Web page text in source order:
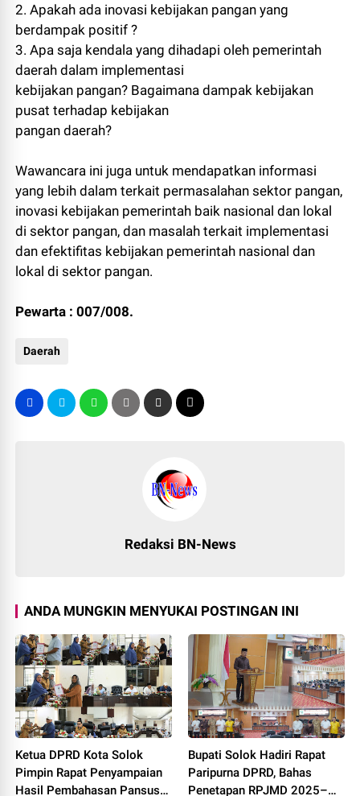
2. Apakah ada inovasi kebijakan pangan yang
berdampak positif ?
3. Apa saja kendala yang dihadapi oleh pemerintah
daerah dalam implementasi
kebijakan pangan? Bagaimana dampak kebijakan
pusat terhadap kebijakan
pangan daerah?
Wawancara ini juga untuk mendapatkan informasi
yang lebih dalam terkait permasalahan sektor pangan,
inovasi kebijakan pemerintah baik nasional dan lokal
di sektor pangan, dan masalah terkait implementasi
dan efektifitas kebijakan pemerintah nasional dan
lokal di sektor pangan.
Pewarta : 007/008.
Daerah
Redaksi BN-News
ANDA MUNGKIN MENYUKAI POSTINGAN INI
Ketua DPRD Kota Solok
Pimpin Rapat Penyampaian
Hasil Pembahasan Pansus
Bupati Solok Hadiri Rapat
Paripurna DPRD, Bahas
Penetapan RPJMD 2025–